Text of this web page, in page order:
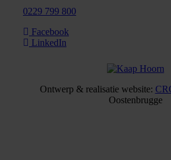
0229 799 800
Facebook
LinkedIn
Ontwerp & realisatie website:
Oostenbrugge